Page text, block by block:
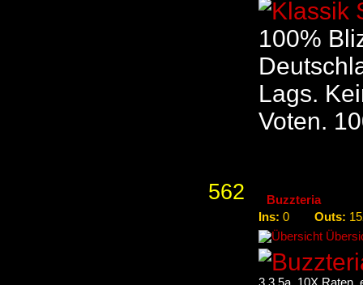
100%
Lags.
Voten.
562
Buzzteria
Ins: 0 Outs: